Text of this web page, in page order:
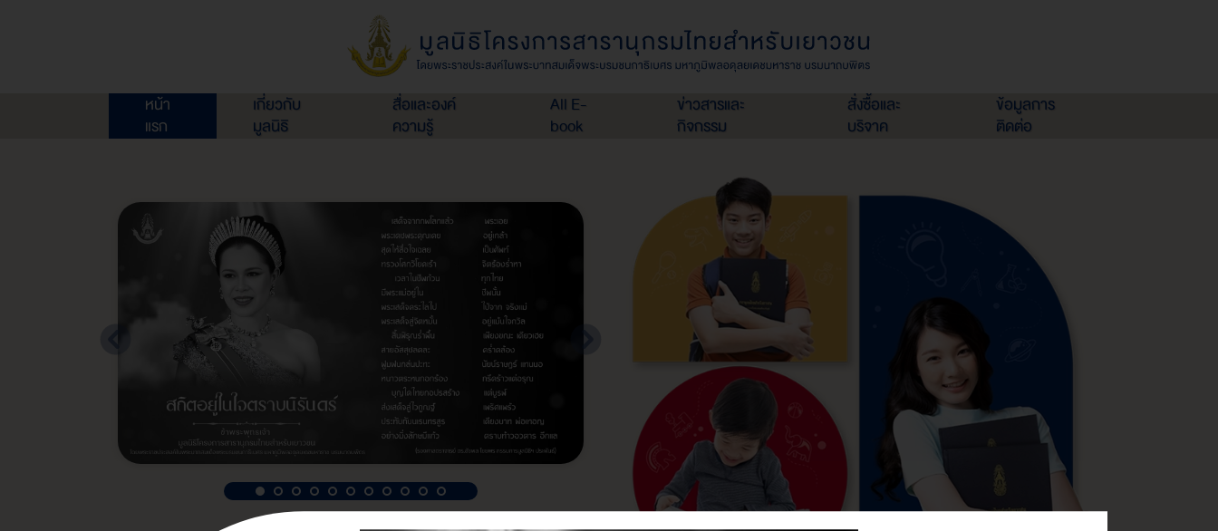
หน้า
แรก
เกี่ยวกับ
มูลนิธิ
สื่อและองค์
ความรู้
All E-
book
ข่าวสารและ
กิจกรรม
สั่งซื้อและ
บริจาค
ข้อมูลการ
ติดต่อ